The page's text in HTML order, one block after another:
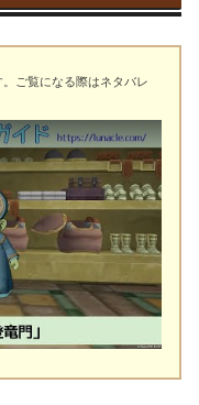
ご覧になる際はネタバレ